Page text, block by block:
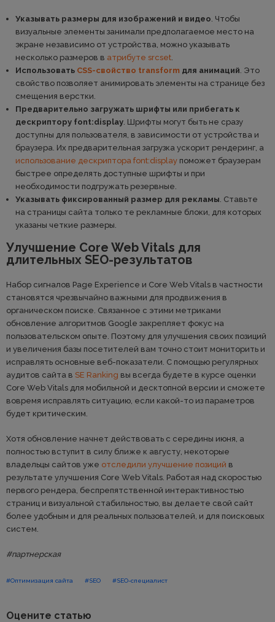
Указывать размеры для изображений и видео . Чтобы
визуальные элементы занимали предполагаемое место на
экране независимо от устройства, можно указывать
несколько размеров в атрибуте srcset
Использовать CSS-свойство transform для анимаций . Это
свойство позволяет анимировать элементы на странице без
смещения верстки.
Предварительно загружать шрифты или прибегать к
дескриптору font:display . Шрифты могут быть не сразу
доступны для пользователя, в зависимости от устройства и
браузера. Их предварительная загрузка ускорит рендеринг, а
использование дескриптора font:display поможет браузерам
быстрее определять доступные шрифты и при
необходимости подгружать резервные.
Указывать фиксированный размер для рекламы . Ставьте
на страницы сайта только те рекламные блоки, для которых
указаны четкие размеры.
Улучшение Core Web Vitals для
длительных SEO-результатов
Набор сигналов Page Experience и Core Web Vitals в частности
становятся чрезвычайно важными для продвижения в
органическом поиске. Связанное с этими метриками
обновление алгоритмов Google закрепляет фокус на
пользовательском опыте. Поэтому для улучшения своих позиций
и увеличения базы посетителей вам точно стоит мониторить и
исправлять основные веб-показатели. С помощью регулярных
аудитов сайта в SE Ranking вы всегда будете в курсе оценки
Core Web Vitals для мобильной и десктопной версии и сможете
вовремя исправлять ситуацию, если какой-то из параметров
будет критическим.
Хотя обновление начнет действовать с середины июня, а
полностью вступит в силу ближе к августу, некоторые
владельцы сайтов уже отследили улучшение позиций в
результате улучшения Core Web Vitals. Работая над скоростью
первого рендера, беспрепятственной интерактивностью
страниц и визуальной стабильностью, вы делаете свой сайт
более удобным и для реальных пользователей, и для поисковых
систем.
#партнерская
#Оптимизация сайта #SEO #SEO-специалист
Оцените статью